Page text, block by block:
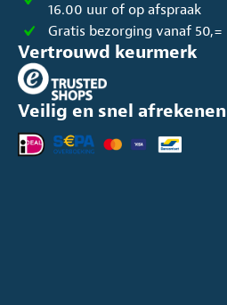
16.00 uur of op afspraak
Gratis bezorging vanaf 50,=
Vertrouwd keurmerk
Veilig en snel afrekenen